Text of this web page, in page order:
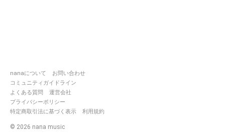
nanaについて
お問い合わせ
コミュニティガイドライン
よくある質問
運営会社
プライバシーポリシー
特定商取引法に基づく表示
利用規約
© 2026 nana music